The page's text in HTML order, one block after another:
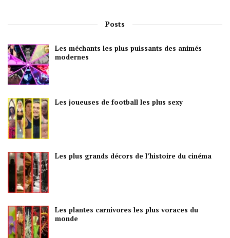
Posts
Les méchants les plus puissants des animés
modernes
Les joueuses de football les plus sexy
Les plus grands décors de l’histoire du cinéma
Les plantes carnivores les plus voraces du
monde